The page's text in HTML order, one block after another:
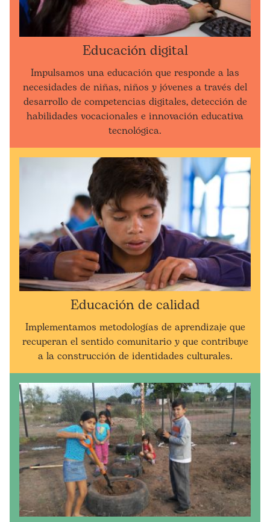
Educación digital
Impulsamos una educación que responde a las
necesidades de niñas, niños y jóvenes a través del
desarrollo de competencias digitales, detección de
habilidades vocacionales e innovación educativa
tecnológica.
Educación de calidad
Implementamos metodologías de aprendizaje que
recuperan el sentido comunitario y que contribuye
a la construcción de identidades culturales.